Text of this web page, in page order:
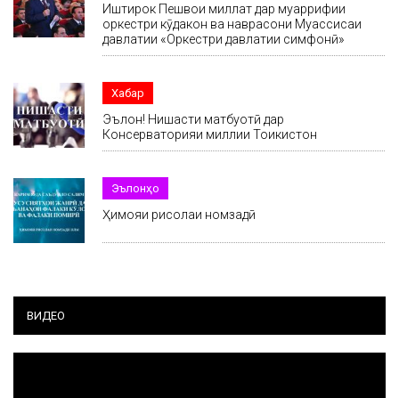
Иштирок Пешвои миллат дар муаррифии
оркестри кӯдакон ва наврасони Муассисаи
давлатии «Оркестри давлатии симфонӣ»
Хабар
Эълон! Нишасти матбуотӣ дар
Консерваторияи миллии Тоҷикистон
Эълонҳо
Ҳимояи рисолаи номзадӣ
ВИДЕО